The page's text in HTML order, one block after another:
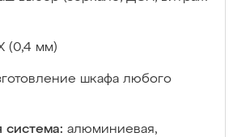
(0,4 мм)
шкафа любого
система: алюминиевая,